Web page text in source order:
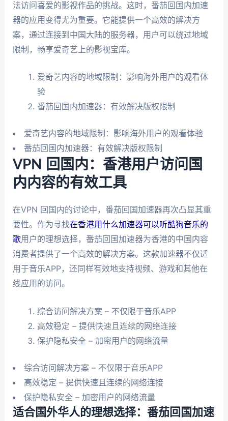
法访问喜爱的影视作品的挑战。这时，番茄回国内加速
器的应用变得尤为重要。它能提供一个高效的解决方
案，通过连接到中国大陆的服务器，用户可以绕过地域
限制，畅享爱奇艺上的影视宝库。
爱奇艺内容的地域限制：影响海外用户的观看体
验
番茄回国内加速器：有效解决版权限制
爱奇艺内容的地域限制：影响海外用户的观看体验
番茄回国内加速器：有效解决版权限制
VPN 回国内：香港用户访问国
内内容的有效工具
在VPN 回国内的讨论中，番茄回国加速器再次凸显其重
要性。作为寻找在香港用什么加速器可以听酷狗音乐的
歌用户的理想选择，番茄回国加速器为香港的中国内容
消费者提供了一个高效的解决方案。这款加速器不仅适
用于音乐APP，还同样有效地支持视频、游戏和其他在
线应用的访问。
综合访问解决方案 – 不仅限于音乐APP
高效稳定 – 提供快速且连续的网络连接
保护隐私安全 – 加密用户的网络流量
综合访问解决方案 – 不仅限于音乐APP
高效稳定 – 提供快速且连续的网络连接
保护隐私安全 – 加密用户的网络流量
适合国外华人的理想选择：番茄回国加速